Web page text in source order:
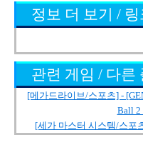
정보 더 보기 / 링
관련 게임 / 다른
[메가드라이브/스포츠] -
Ball 2
[세가 마스터 시스템/스포